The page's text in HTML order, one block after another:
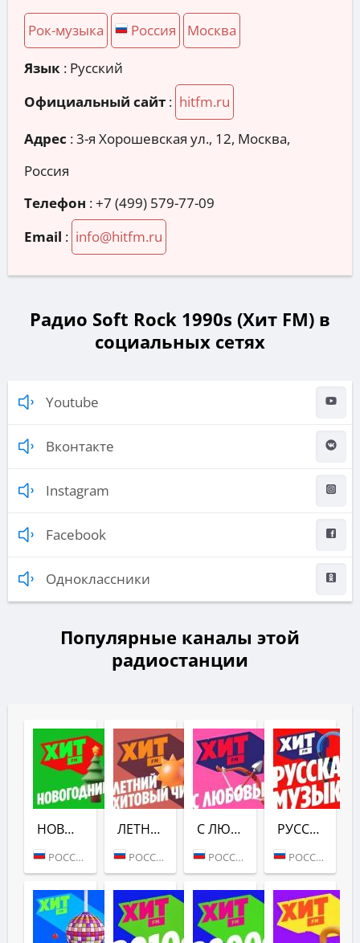
Рок-музыка Россия Москва
Язык : Русский
Официальный сайт : hitfm.ru
Адрес :3-я Хорошевская ул., 12, Москва,
Россия
Телефон :+7 (499) 579-77-09
Email : info@hitfm.ru
Радио Soft Rock 1990s (Хит FM) в
социальных сетях
Youtube
Вконтакте
Instagram
Facebook
Одноклассники
Популярные каналы этой
радиостанции
НОВОГОДНИЙ (ХИТ FM)
РОССИЯ (МОСКВА)
ЛЕТНИЙ ХИТОВЫЙ ЧИЛ (ХИТ FM)
РОССИЯ (МОСКВА)
С ЛЮБОВЬЮ (ХИТ FM)
РОССИЯ (МОСКВА)
РУССКАЯ МУЗЫКА (ХИТ FM)
РОССИЯ (МОСКВА)